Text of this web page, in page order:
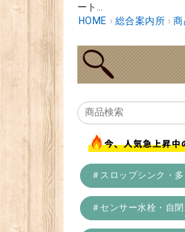
ート...
HOME › 総合案内所 ›
＃スロップシンク・
＃センサー水栓・自